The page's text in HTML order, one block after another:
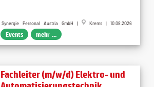
Synergie Personal Austria GmbH | Krems | 10.08.2026
Events mehr ...
Fachleiter (m/w/d) Elektro- und